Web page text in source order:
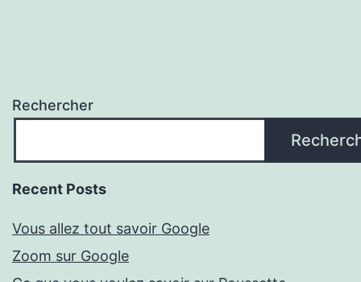
Rechercher
Recent Posts
Vous allez tout savoir Google
Zoom sur Google